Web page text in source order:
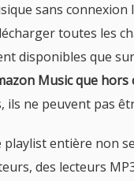
sans
toutes les
disponibles que
Music que
ils ne peuvent pas
entière non
des lecteurs